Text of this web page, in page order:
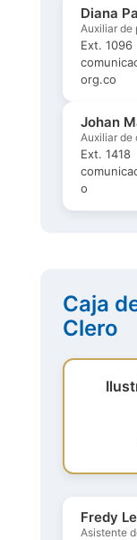
Diana
Auxiliar de
Ext. 1096
org.co
Johan
Auxiliar de
Ext. 1418
o
Caja
Clero
Fredy
Asistente